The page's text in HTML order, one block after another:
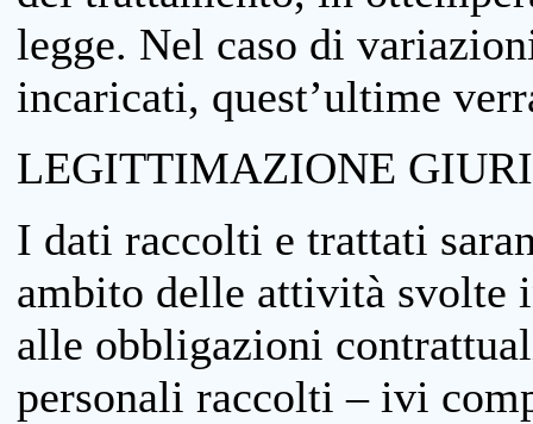
legge. Nel caso di
incaricati, quest’ultime
LEGITTIMAZIONE
I dati raccolti e trattati
ambito delle attività svolte
alle obbligazioni
personali raccolti – ivi